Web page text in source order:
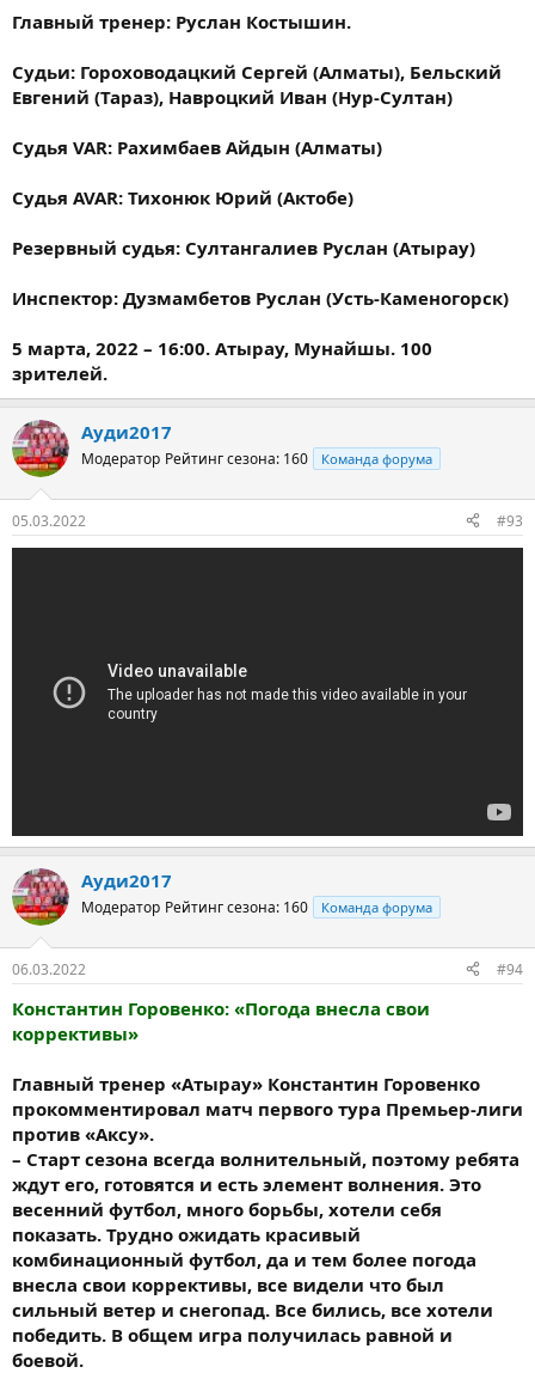
Главный тренер: Руслан Костышин.
Судьи: Гороховодацкий Сергей (Алматы), Бельский
Евгений (Тараз), Навроцкий Иван (Нур-Султан)
Судья VAR: Рахимбаев Айдын (Алматы)
Судья AVAR: Тихонюк Юрий (Актобе)
Резервный судья: Султангалиев Руслан (Атырау)
Инспектор: Дузмамбетов Руслан (Усть-Каменогорск)
5 марта, 2022 – 16:00. Атырау, Мунайшы. 100
зрителей.
Ауди2017
Модератор Рейтинг сезона: 160 Команда форума
05.03.2022 #93
Ауди2017
Модератор Рейтинг сезона: 160 Команда форума
06.03.2022 #94
Константин Горовенко: «Погода внесла свои
коррективы»
Главный тренер «Атырау» Константин Горовенко
прокомментировал матч первого тура Премьер-лиги
против «Аксу».
– Старт сезона всегда волнительный, поэтому ребята
ждут его, готовятся и есть элемент волнения. Это
весенний футбол, много борьбы, хотели себя
показать. Трудно ожидать красивый
комбинационный футбол, да и тем более погода
внесла свои коррективы, все видели что был
сильный ветер и снегопад. Все бились, все хотели
победить. В общем игра получилась равной и
боевой.